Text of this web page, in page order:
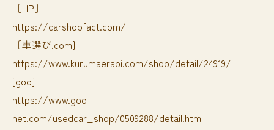
［HP］
https://carshopfact.com/
［車選び.com]
https://www.kurumaerabi.com/shop/detail/24919/
[goo]
https://www.goo-
net.com/usedcar_shop/0509288/detail.html